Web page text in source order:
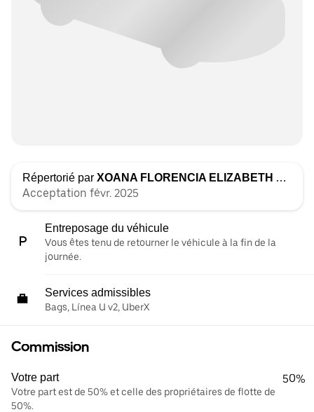
Répertorié par XOANA FLORENCIA ELIZABETH ALARCON
Acceptation févr. 2025
Entreposage du véhicule
Vous êtes tenu de retourner le véhicule à la fin de la
journée.
Services admissibles
Bags, Línea U v2, UberX
Commission
Votre part
Votre part est de 50% et celle des propriétaires de flotte de
50%.
50%